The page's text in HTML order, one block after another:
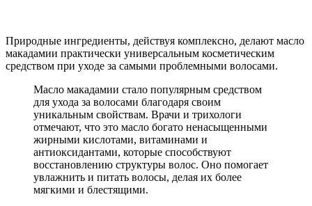
Природные ингредиенты, действуя комплексно, делают масло
макадамии практически универсальным косметическим
средством при уходе за самыми проблемными волосами.
Масло макадамии стало популярным средством
для ухода за волосами благодаря своим
уникальным свойствам. Врачи и трихологи
отмечают, что это масло богато ненасыщенными
жирными кислотами, витаминами и
антиоксидантами, которые способствуют
восстановлению структуры волос. Оно помогает
увлажнить и питать волосы, делая их более
мягкими и блестящими.